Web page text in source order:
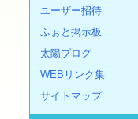
ユーザー招待
ふぉと掲示板
太陽ブログ
WEBリンク集
サイトマップ